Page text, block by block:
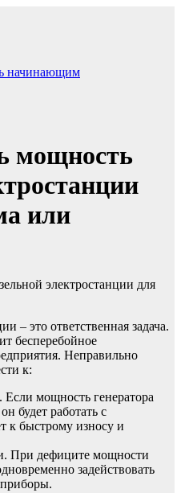
начинающим
мощность
или
– это ответственная задача.
бесперебойное
Неправильно
к:
мощность генератора
будет работать с
к быстрому износу и
При дефиците мощности
задействовать